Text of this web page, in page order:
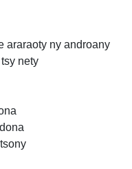
araraoty ny androany
nety